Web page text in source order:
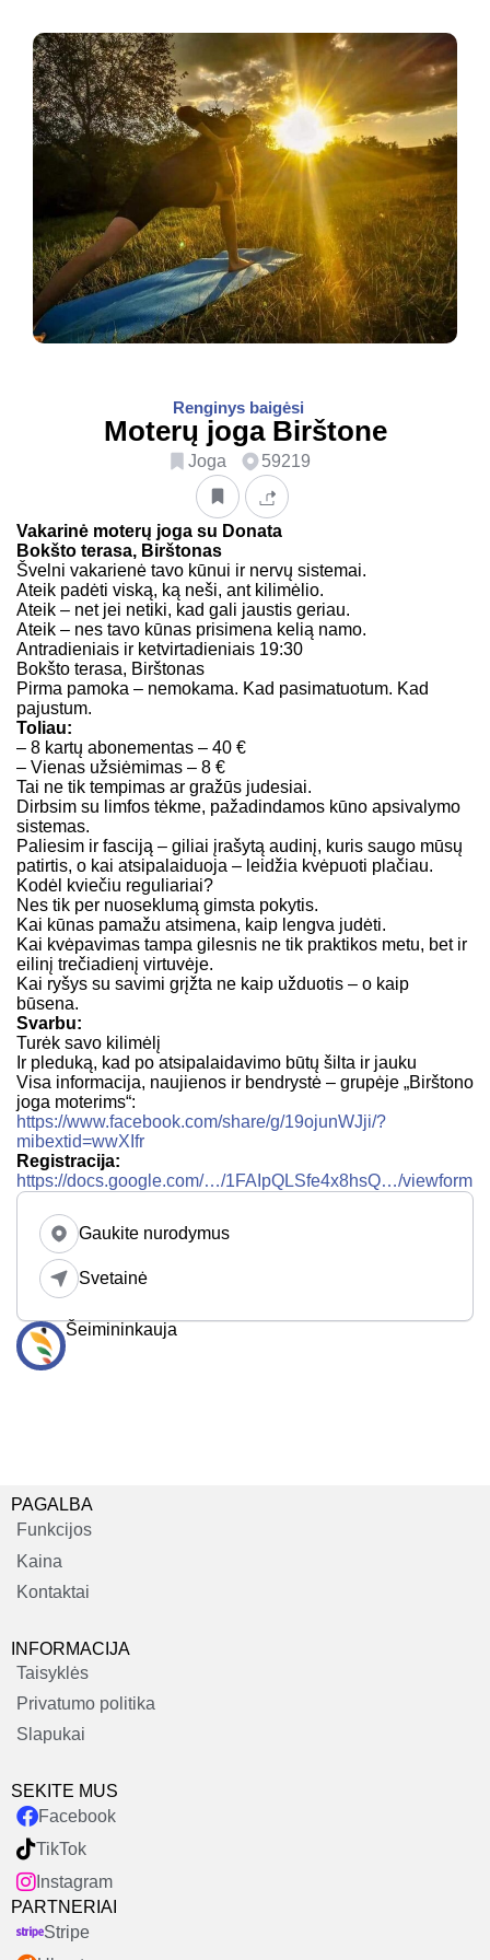
Renginys baigėsi
Moterų joga Birštone
Joga 59219
Vakarinė moterų joga su Donata
Bokšto terasa, Birštonas
Švelni vakarienė tavo kūnui ir nervų sistemai.
Ateik padėti viską, ką neši, ant kilimėlio.
Ateik – net jei netiki, kad gali jaustis geriau.
Ateik – nes tavo kūnas prisimena kelią namo.
Antradieniais ir ketvirtadieniais 19:30
Bokšto terasa, Birštonas
Pirma pamoka – nemokama. Kad pasimatuotum. Kad
pajustum.
Toliau:
– 8 kartų abonementas – 40 €
– Vienas užsiėmimas – 8 €
Tai ne tik tempimas ar gražūs judesiai.
Dirbsim su limfos tėkme, pažadindamos kūno apsivalymo
sistemas.
Paliesim ir fasciją – giliai įrašytą audinį, kuris saugo mūsų
patirtis, o kai atsipalaiduoja – leidžia kvėpuoti plačiau.
Kodėl kviečiu reguliariai?
Nes tik per nuoseklumą gimsta pokytis.
Kai kūnas pamažu atsimena, kaip lengva judėti.
Kai kvėpavimas tampa gilesnis ne tik praktikos metu, bet ir
eilinį trečiadienį virtuvėje.
Kai ryšys su savimi grįžta ne kaip užduotis – o kaip
būsena.
Svarbu:
Turėk savo kilimėlį
Ir pleduką, kad po atsipalaidavimo būtų šilta ir jauku
Visa informacija, naujienos ir bendrystė – grupėje „Birštono
joga moterims“:
https://www.facebook.com/share/g/19ojunWJji/?
mibextid=wwXIfr
Registracija:
https://docs.google.com/…/1FAIpQLSfe4x8hsQ…/viewform
Gaukite nurodymus
Svetainė
Šeimininkauja
PAGALBA
Funkcijos
Kaina
Kontaktai
INFORMACIJA
Taisyklės
Privatumo politika
Slapukai
SEKITE MUS
Facebook
TikTok
Instagram
PARTNERIAI
Stripe